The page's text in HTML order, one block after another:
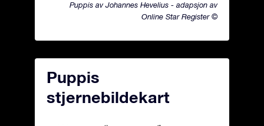
Puppis av Johannes Hevelius - adapsjon av
Online Star Register ©
Puppis
stjernebildekart